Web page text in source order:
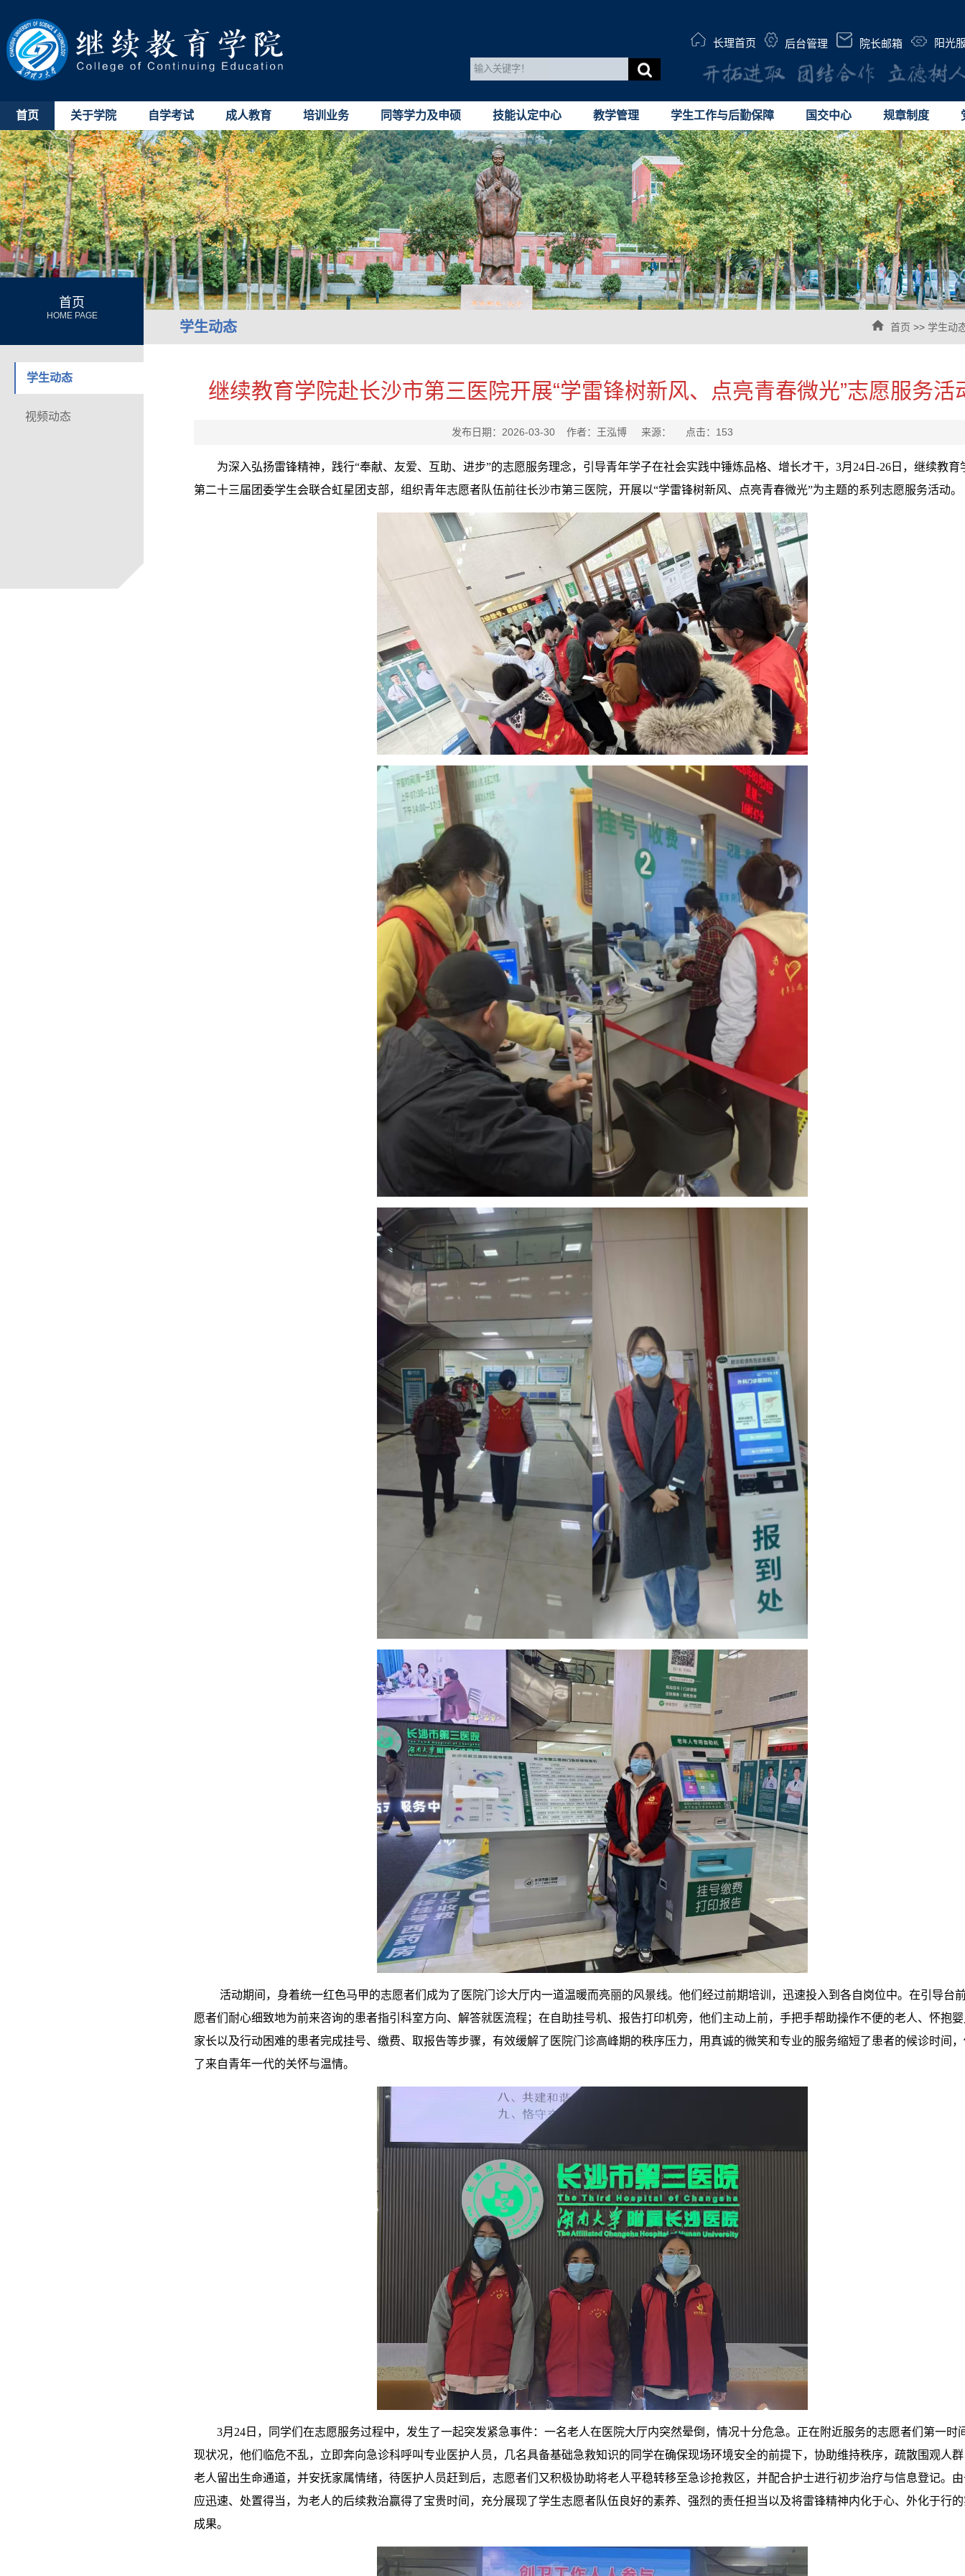
长理首页 后台管理 院长邮箱 阳光
首页 关于学院 自学考试 成人教育 培训业务 同等学力及申硕 技能认定中心 教学管理 学生工作与后勤保障 国交中心 规章制度
首页
HOME PAGE
学生动态 首页 >> 学生动
学生动态
视频动态
继续教育学院赴长沙市第三医院开展“学雷锋树新风、点亮青春微光”志愿服务活
发布日期：2026-03-30 作者：王泓博 来源： 点击： 153
为深入弘扬雷锋精神，践行“奉献、友爱、互助、进步”的志愿服务理念，引导青年学子在社会实践中锤炼品格、增长才干，3月24日-26日，继续教育
第二十三届团委学生会联合虹星团支部，组织青年志愿者队伍前往长沙市第三医院，开展以“学雷锋树新风、点亮青春微光”为主题的系列志愿服务活动。
活动期间，身着统一红色马甲的志愿者们成为了医院门诊大厅内一道温暖而亮丽的风景线。他们经过前期培训，迅速投入到各自岗位中。在引导台
愿者们耐心细致地为前来咨询的患者指引科室方向、解答就医流程；在自助挂号机、报告打印机旁，他们主动上前，手把手帮助操作不便的老人、怀抱
家长以及行动困难的患者完成挂号、缴费、取报告等步骤，有效缓解了医院门诊高峰期的秩序压力，用真诚的微笑和专业的服务缩短了患者的候诊时间
了来自青年一代的关怀与温情。
3月24日，同学们在志愿服务过程中，发生了一起突发紧急事件：一名老人在医院大厅内突然晕倒，情况十分危急。正在附近服务的志愿者们第一时
现状况，他们临危不乱，立即奔向急诊科呼叫专业医护人员，几名具备基础急救知识的同学在确保现场环境安全的前提下，协助维持秩序，疏散围观人
老人留出生命通道，并安抚家属情绪，待医护人员赶到后，志愿者们又积极协助将老人平稳转移至急诊抢救区，并配合护士进行初步治疗与信息登记。
应迅速、处置得当，为老人的后续救治赢得了宝贵时间，充分展现了学生志愿者队伍良好的素养、强烈的责任担当以及将雷锋精神内化于心、外化于行
成果。